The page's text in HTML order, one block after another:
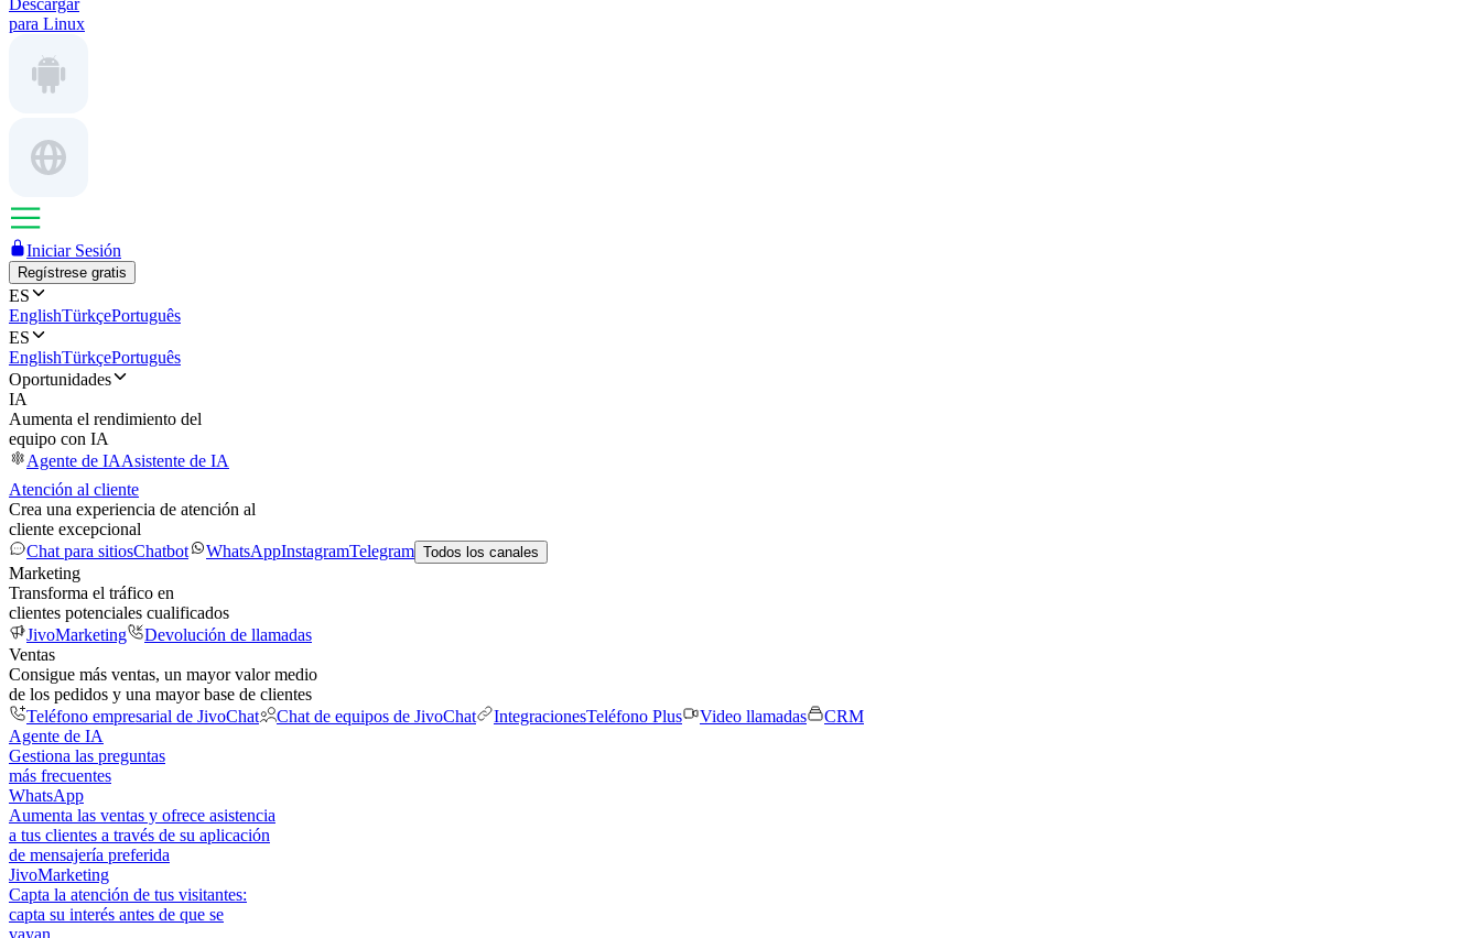
Descargar
para Linux
Iniciar Sesión
Regístrese gratis
ES
EnglishTürkçePortuguês
ES
EnglishTürkçePortuguês
Oportunidades
IA
Aumenta el rendimiento del
equipo con IA
Agente de IAAsistente de IA
Atención al cliente
Crea una experiencia de atención al
cliente excepcional
Chat para sitiosChatbot WhatsAppInstagramTelegram Todos los canales
Marketing
Transforma el tráfico en
clientes potenciales cualificados
JivoMarketing
Devolución de llamadas
Ventas
Consigue más ventas, un mayor valor medio
de los pedidos y una mayor base de clientes
Teléfono empresarial de JivoChat
Chat de equipos de JivoChat IntegracionesTeléfono Plus Video llamadas
CRM
Agente de IA
Gestiona las preguntas
más frecuentes
WhatsApp
Aumenta las ventas y ofrece asistencia
a tus clientes a través de su aplicación
de mensajería preferida
JivoMarketing
Capta la atención de tus visitantes:
capta su interés antes de que se
vayan